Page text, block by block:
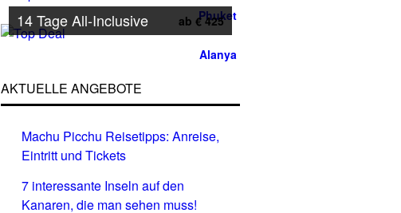
Phuket
Alanya
14 Tage All-Inclusive ab € 425
AKTUELLE ANGEBOTE
Machu Picchu Reisetipps: Anreise,
Eintritt und Tickets
7 interessante Inseln auf den
Kanaren, die man sehen muss!